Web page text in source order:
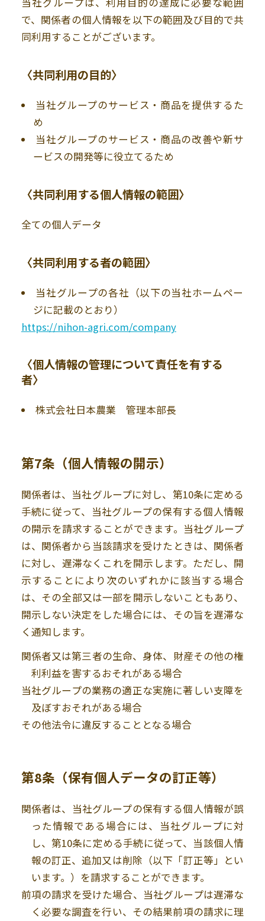
で、関係者の個人情報を以下の範囲及び目的で共
同利用することがございます。
〈共同利用の目的〉
当社グループのサービス・商品を提供するた
め
当社グループのサービス・商品の改善や新サ
ービスの開発等に役立てるため
〈共同利用する個人情報の範囲〉
全ての個人データ
〈共同利用する者の範囲〉
当社グループの各社（以下の当社ホームペー
ジに記載のとおり）
https://nihon-agri.com/company
〈個人情報の管理について責任を有する
者〉
株式会社日本農業 管理本部長
第7条（個人情報の開示）
関係者は、当社グループに対し、第10条に定める
手続に従って、当社グループの保有する個人情報
の開示を請求することができます。当社グループ
は、関係者から当該請求を受けたときは、関係者
に対し、遅滞なくこれを開示します。ただし、開
示することにより次のいずれかに該当する場合
は、その全部又は一部を開示しないこともあり、
開示しない決定をした場合には、その旨を遅滞な
く通知します。
関係者又は第三者の生命、身体、財産その他の権
利利益を害するおそれがある場合
当社グループの業務の適正な実施に著しい支障を
及ぼすおそれがある場合
その他法令に違反することとなる場合
第8条（保有個人データの訂正等）
関係者は、当社グループの保有する個人情報が誤
った情報である場合には、当社グループに対
し、第10条に定める手続に従って、当該個人情
報の訂正、追加又は削除（以下「訂正等」とい
います。）を請求することができます。
前項の請求を受けた場合、当社グループは遅滞な
く必要な調査を行い、その結果前項の請求に理